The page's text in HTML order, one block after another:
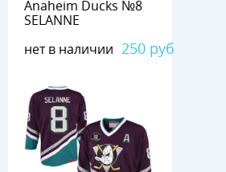
Anaheim Ducks №8
SELANNE
нет в наличии 250 руб